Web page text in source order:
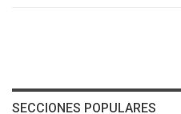
SECCIONES POPULARES